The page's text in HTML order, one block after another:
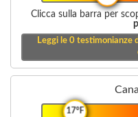
Clicca sulla barra per
Leggi le 0testimonianze
17°F